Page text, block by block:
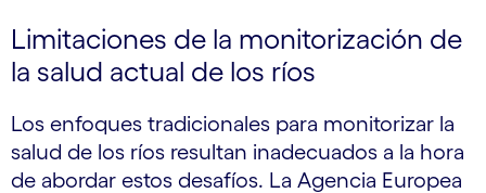
Limitaciones de la monitorización de
la salud actual de los ríos
Los enfoques tradicionales para monitorizar la
salud de los ríos resultan inadecuados a la hora
de abordar estos desafíos. La Agencia Europea